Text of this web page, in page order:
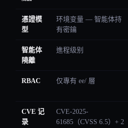
憑證模
型
环境变量 — 智能体持
有密鑰
智能体
隢離
進程级别
RBAC 仅專有 ee/ 層
CVE 记
录
CVE-2025-
61685（CVSS 6.5）+ 2